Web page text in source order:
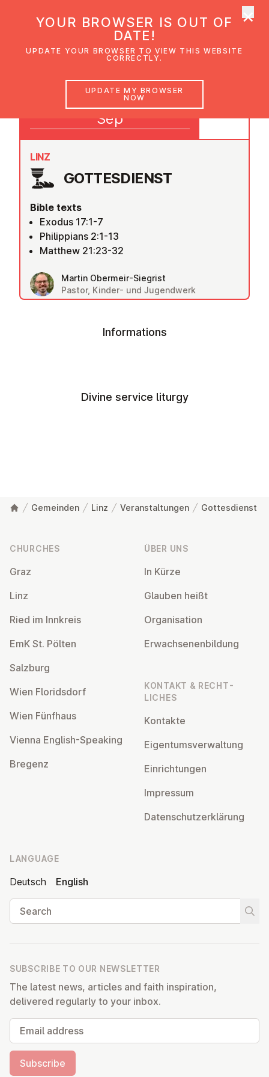
GOTTES­DI­ENST
LINZ
Bible texts
Exodus 17:1-7
Philippians 2:1-13
Matthew 21:23-32
Martin Obermeir-Siegrist
Pastor, Kinder- und Jugendwerk
27
Sep
Informations
Divine service liturgy
Gemeinden Linz Veranstaltungen Gottesdienst
CHURCHES
Graz
Linz
Ried im Innkreis
EmK St. Pölten
Salzburg
Wien Flor­idsdorf
Wien Fünfhaus
Vienna English-Speaking
Bregenz
ÜBER UNS
In Kürze
Glauben heißt
Or­gan­isa­tion
Er­wach­sen­en­bildung
KONTAKT & RECHT­
LICHES
Kontakte
Ei­gentums­ver­wal­tung
Ein­rich­tun­gen
Impressum
Datens­chutzerklärung
LANGUAGE
Deutsch
English
Search
SUBSCRIBE TO OUR NEWSLETTER
The latest news, articles and faith inspiration,
delivered regularly to your inbox.
Email address
Subscribe
YOUR BROWSER IS OUT OF
DATE!
UPDATE YOUR BROWSER TO VIEW THIS WEBSITE
CORRECTLY.
UPDATE MY BROWSER
NOW
×